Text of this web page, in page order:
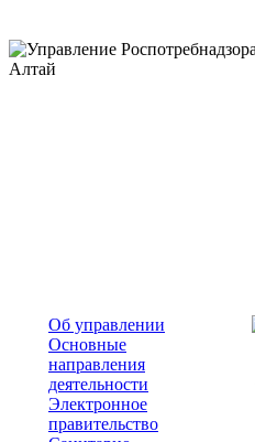
Об управлении
Основные
направления
деятельности
Электронное
правительство